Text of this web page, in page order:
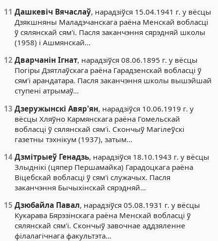
11 Дашкевіч Вячаслаў, нарадзіўся 15.04.1941 г. у вёсцы
Дзякшняны Маладэчанскага раёна Менскай вобласці
ў сялянскай сям'і. Пасля заканчэння сярэдняй школы
(1958) і Ашмянскай…
12 Дварчанін Ігнат, нарадзіўся 08.06.1895 г. у вёсцы
Погіры Дзятлаўскага раёна Гарадзенскай вобласці ў
сям'і арандатара. Пасля заканчэння школы вышэйшай
ступені атрымаў…
13 Дзеружынскі Авяр'ян, нарадзіўся 10.06.1919 г. у
вёсцы Хляўно Кармянскага раёна Гомельскай
вобласці ў сялянскай сям'і. Скончыў Магілеўскі
газетны тэхнікум (1937), затым…
14 Дзмітрыеў Генадзь, нарадзіўся 18.10.1943 г. у вёсцы
Злыднікі (цяпер Першамайка) Гарадоцкага раёна
Віцебскай вобласці ў сям'і служачых. Пасля
заканчэння Бычыхінскай сярэдняй…
15 Дзюбайла Павал, нарадзіўся 05.08.1931 г. у вёсцы
Кукарава Бярэзінскага раёна Менскай вобласці ў
сялянскай сям'і. Скончыў завочнае аддзяленне
філалагічнага факультэта…